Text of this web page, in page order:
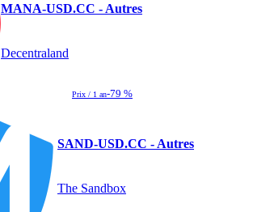
MANA-USD.CC - Autres
Decentraland
Prix / 1 an-79 %
SAND-USD.CC - Autres
The Sandbox